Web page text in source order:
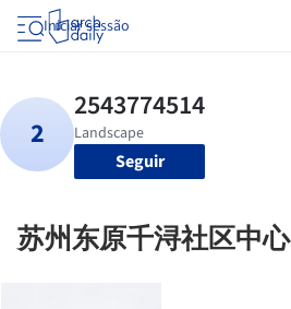
Iniciar sessão
Seguir
苏州东原千浔社区中心